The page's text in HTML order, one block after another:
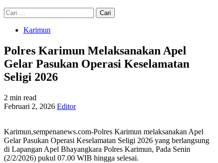
Cari
untuk:
Karimun
Polres Karimun Melaksanakan Apel
Gelar Pasukan Operasi Keselamatan
Seligi 2026
2 min read
Februari 2, 2026 Editor
Karimun,sempenanews.com-Polres Karimun melaksanakan Apel
Gelar Pasukan Operasi Keselamatan Seligi 2026 yang berlangsung
di Lapangan Apel Bhayangkara Polres Karimun, Pada Senin
(2/2/2026) pukul 07.00 WIB hingga selesai.